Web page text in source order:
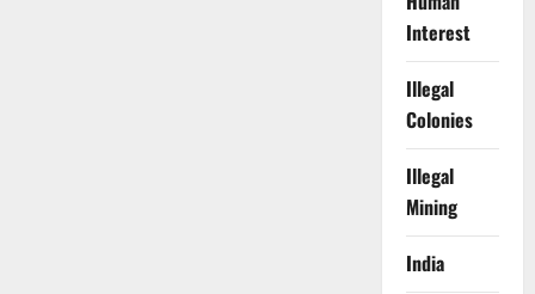
Interest
Illegal
Colonies
Illegal
Mining
India